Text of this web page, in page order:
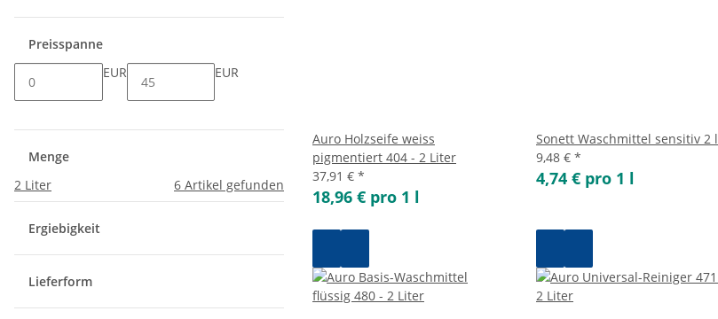
Auro Holzseife weiss
pigmentiert 404 - 2 Liter
37,91 € *
18,96 € pro 1 l
Sonett Waschmittel sensitiv 2 l
9,48 € *
4,74 € pro 1 l
Preisspanne
EUR
EUR
Menge
2 Liter
6 Artikel gefunden
Ergiebigkeit
Lieferform